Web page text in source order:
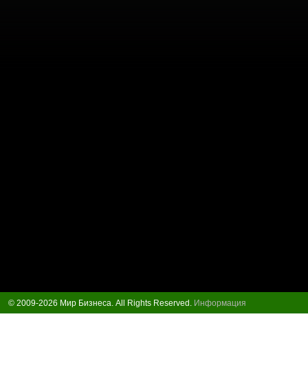
© 2009-2026 Мир Бизнеса. All Rights Reserved. Информация